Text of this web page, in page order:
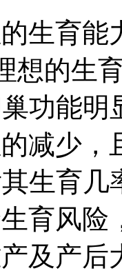
育能
想的生
功能
减少，
生育
育风
及产